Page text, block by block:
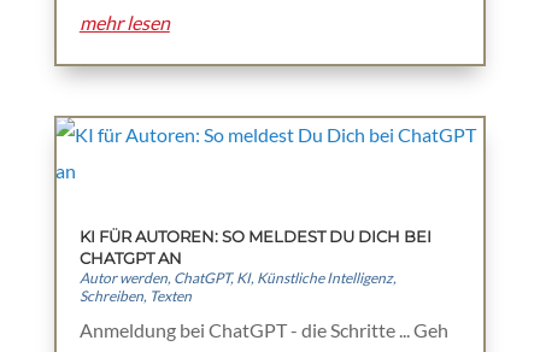
mehr lesen
KI FÜR AUTOREN: SO MELDEST DU DICH BEI
CHATGPT AN
Autor werden, ChatGPT, KI, Künstliche Intelligenz,
Schreiben, Texten
Anmeldung bei ChatGPT - die Schritte ... Geh